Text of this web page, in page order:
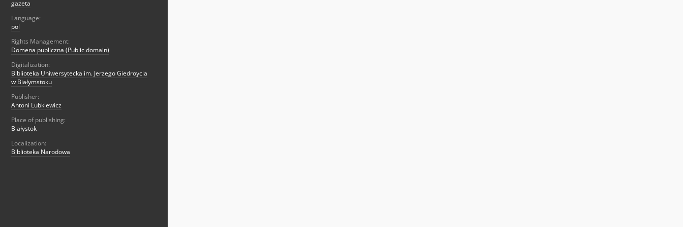
gazeta
Language:
pol
Rights Management:
Domena publiczna (Public domain)
Digitalization:
Biblioteka Uniwersytecka im. Jerzego Giedroycia
w Białymstoku
Publisher:
Antoni Lubkiewicz
Place of publishing:
Białystok
Localization:
Biblioteka Narodowa